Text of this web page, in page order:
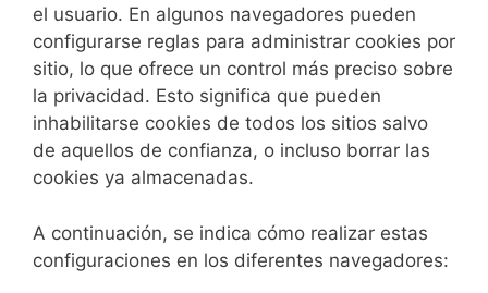
el usuario. En algunos navegadores pueden
configurarse reglas para administrar cookies por
sitio, lo que ofrece un control más preciso sobre
la privacidad. Esto significa que pueden
inhabilitarse cookies de todos los sitios salvo
de aquellos de confianza, o incluso borrar las
cookies ya almacenadas.
A continuación, se indica cómo realizar estas
configuraciones en los diferentes navegadores: